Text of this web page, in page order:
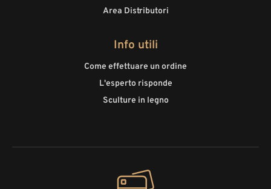
Area Distributori
Info utili
Come effettuare un ordine
L'esperto risponde
Sculture in legno